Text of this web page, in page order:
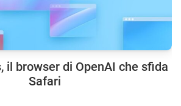
il browser di OpenAI che sfida
Safari